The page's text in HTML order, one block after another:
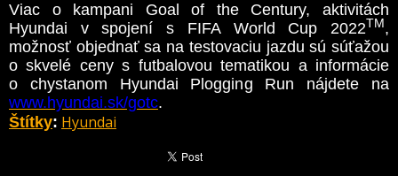
Viac o kampani Goal of the Century, aktivitách
Hyundai v spojení s FIFA World Cup 2022TM ,
možnosť objednať sa na testovaciu jazdu sú súťažou
o skvelé ceny s futbalovou tematikou a informácie
o chystanom Hyundai Plogging Run nájdete na
www.hyundai.sk/gotc.
Štítky: Hyundai